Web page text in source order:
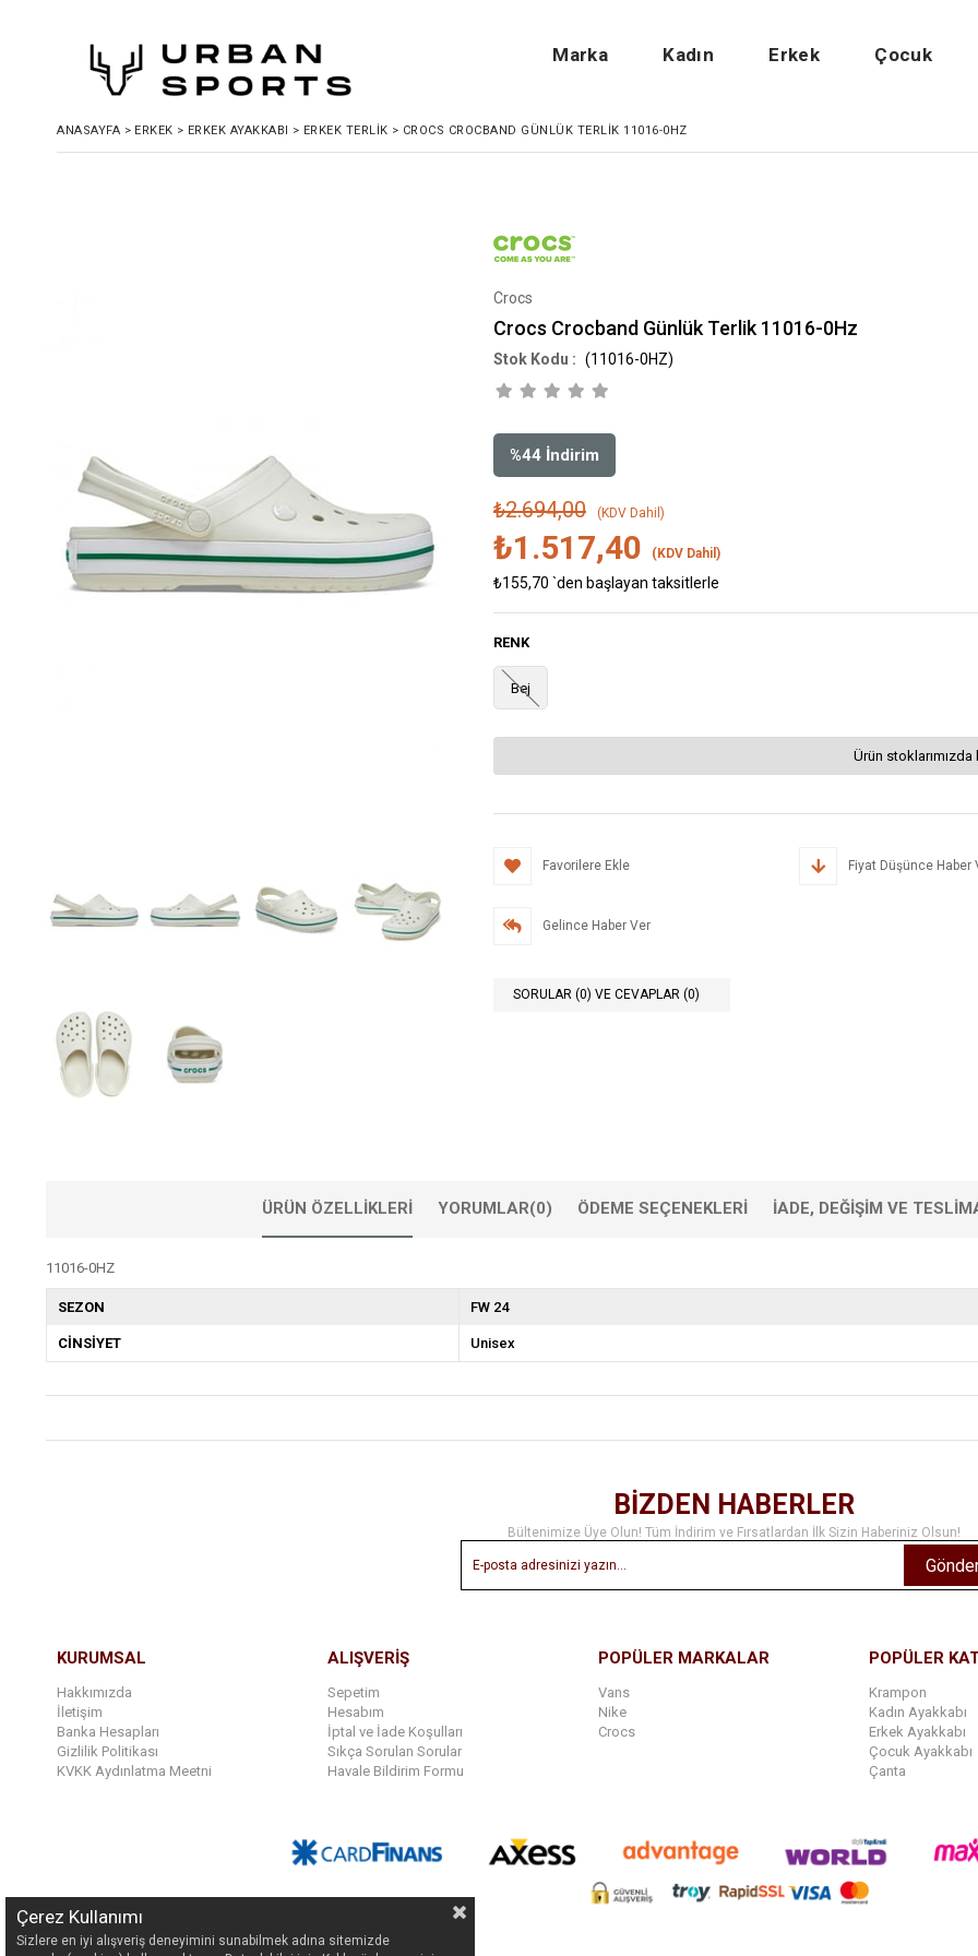
Marka Kadın Erkek Çocuk
ANASAYFA > ERKEK > ERKEK AYAKKABI > ERKEK TERLIK > CROCS CROCBAND GÜNLÜK TERLIK 11016-0HZ
Crocs
Crocs Crocband Günlük Terlik 11016-0Hz
(11016-0HZ)
%44 İndirim
₺2.694,00 (KDV Dahil)
₺1.517,40 (KDV Dahil)
₺155,70 `den başlayan taksitlerle
RENK
Bej
Ürün stoklarımızda
Favorilere Ekle Fiyat Düşünce Haber
Gelince Haber Ver
SORULAR (0) VE CEVAPLAR (0)
ÜRÜN ÖZELLIKLERI YORUMLAR(0) ÖDEME SEÇENEKLERI İADE, DEĞIŞIM VE
11016-0HZ
SEZON FW 24
CİNSİYET Unisex
BİZDEN HABERLER
Bültenimize Üye Olun! Tüm İndirim ve Fırsatlardan İlk Sizin Haberiniz Olsun!
KURUMSAL
Hakkımızda
İletişim
Banka Hesapları
Gizlilik Politikası
KVKK Aydınlatma Meetni
ALIŞVERİŞ
Sepetim
Hesabım
İptal ve İade Koşulları
Sıkça Sorulan Sorular
Havale Bildirim Formu
POPÜLER MARKALAR
Vans
Nike
Crocs
POPÜLER
Krampon
Kadın Ayakkabı
Erkek Ayakkabı
Çocuk Ayakkabı
Çanta
Çerez Kullanımı
Sizlere en iyi alışveriş deneyimini sunabilmek adına sitemizde